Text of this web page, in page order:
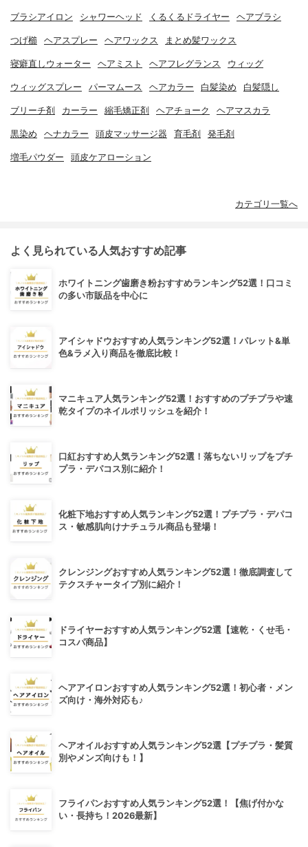
ブラシアイロン シャワーヘッド くるくるドライヤー ヘアブラシ
つげ櫛 ヘアスプレー ヘアワックス まとめ髪ワックス
寝癖直しウォーター ヘアミスト ヘアフレグランス ウィッグ
ウィッグスプレー パーマムース ヘアカラー 白髪染め 白髪隠し
ブリーチ剤 カーラー 縮毛矯正剤 ヘアチョーク ヘアマスカラ
黒染め ヘナカラー 頭皮マッサージ器 育毛剤 発毛剤
増毛パウダー 頭皮ケアローション
カテゴリ一覧へ
よく見られている人気おすすめ記事
ホワイトニング歯磨き粉おすすめランキング52選！口コミ
の多い市販品を中心に
アイシャドウおすすめ人気ランキング52選！パレット&単
色&ラメ入り商品を徹底比較！
マニキュア人気ランキング52選！おすすめのプチプラや速
乾タイプのネイルポリッシュを紹介！
口紅おすすめ人気ランキング52選！落ちないリップをプチ
プラ・デパコス別に紹介！
化粧下地おすすめ人気ランキング52選！プチプラ・デパコ
ス・敏感肌向けナチュラル商品も登場！
クレンジングおすすめ人気ランキング52選！徹底調査して
テクスチャータイプ別に紹介！
ドライヤーおすすめ人気ランキング52選【速乾・くせ毛・
コスパ商品】
ヘアアイロンおすすめ人気ランキング52選！初心者・メン
ズ向け・海外対応も♪
ヘアオイルおすすめ人気ランキング52選【プチプラ・髪質
別やメンズ向けも！】
フライパンおすすめ人気ランキング52選！【焦げ付かな
い・長持ち！2026最新】